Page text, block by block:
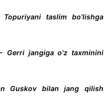
Topuriyani taslim bo'lishga
Gerri jangiga o'z taxminini
Guskov bilan jang qilish